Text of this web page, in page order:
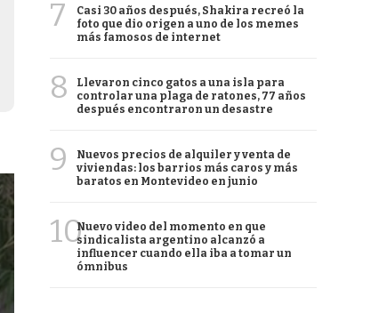
7
Casi 30 años después, Shakira recreó la
foto que dio origen a uno de los memes
más famosos de internet
8
Llevaron cinco gatos a una isla para
controlar una plaga de ratones, 77 años
después encontraron un desastre
9
Nuevos precios de alquiler y venta de
viviendas: los barrios más caros y más
baratos en Montevideo en junio
10Nuevo video del momento en que
sindicalista argentino alcanzó a
influencer cuando ella iba a tomar un
ómnibus